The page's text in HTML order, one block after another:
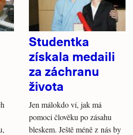
Studentka
získala medaili
za záchranu
života
Jen málokdo ví, jak má
pomoci člověku po zásahu
bleskem. Ještě méně z nás by